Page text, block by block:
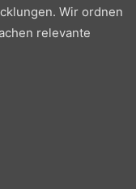
Wir ordnen
relevante